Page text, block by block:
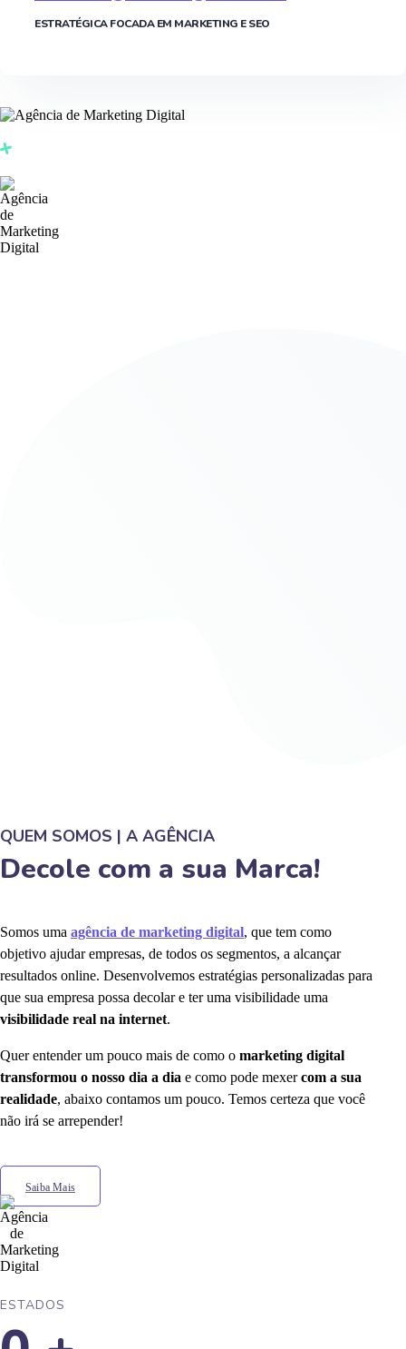
ESTRATÉGICA FOCADA EM MARKETING E SEO
QUEM SOMOS | A AGÊNCIA
Decole com a sua Marca!
Somos uma agência de marketing digital, que tem como
objetivo ajudar empresas, de todos os segmentos, a alcançar
resultados online. Desenvolvemos estratégias personalizadas para
que sua empresa possa decolar e ter uma visibilidade uma
visibilidade real na internet.
Quer entender um pouco mais de como o marketing digital
transformou o nosso dia a dia e como pode mexercom a sua
realidade, abaixo contamos um pouco. Temos certeza que você
não irá se arrepender!
Saiba Mais
ESTADOS